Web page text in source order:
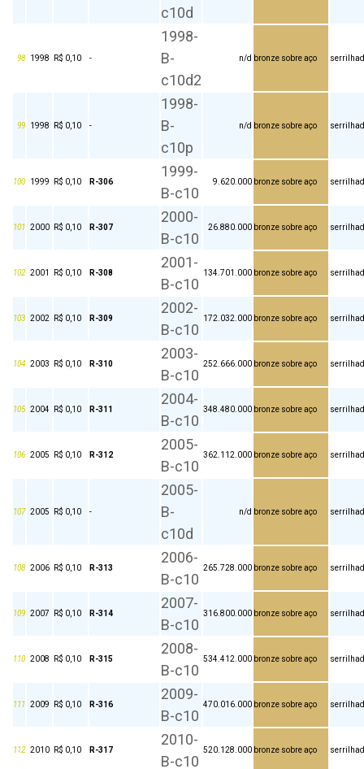
c10d
98 1998 R$ 0,10 -
1998-
B-
c10d2
n/d bronze sobre aço
99 1998 R$ 0,10 -
1998-
B-
c10p
n/d bronze sobre aço
100 1999 R$ 0,10 R-306
1999-
B-c10
9.620.000 bronze sobre aço
101 2000 R$ 0,10 R-307
2000-
B-c10
26.880.000 bronze sobre aço
102 2001 R$ 0,10 R-308
2001-
B-c10
134.701.000 bronze sobre aço
103 2002 R$ 0,10 R-309
2002-
B-c10
172.032.000 bronze sobre aço
104 2003 R$ 0,10 R-310
2003-
B-c10
252.666.000 bronze sobre aço
105 2004 R$ 0,10 R-311
2004-
B-c10
348.480.000 bronze sobre aço
106 2005 R$ 0,10 R-312
2005-
B-c10
362.112.000 bronze sobre aço
107 2005 R$ 0,10 -
2005-
B-
c10d
n/d bronze sobre aço
108 2006 R$ 0,10 R-313
2006-
B-c10
265.728.000 bronze sobre aço
109 2007 R$ 0,10 R-314
2007-
B-c10
316.800.000 bronze sobre aço
110 2008 R$ 0,10 R-315
2008-
B-c10
534.412.000 bronze sobre aço
111 2009 R$ 0,10 R-316
2009-
B-c10
470.016.000 bronze sobre aço
112 2010 R$ 0,10 R-317
2010-
B-c10
520.128.000 bronze sobre aço